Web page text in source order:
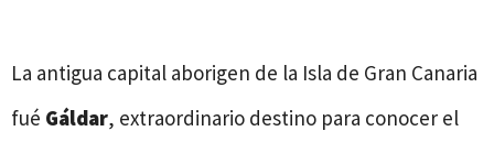
La antigua capital aborigen de la Isla de Gran Canaria
fué Gáldar, extraordinario destino para conocer el